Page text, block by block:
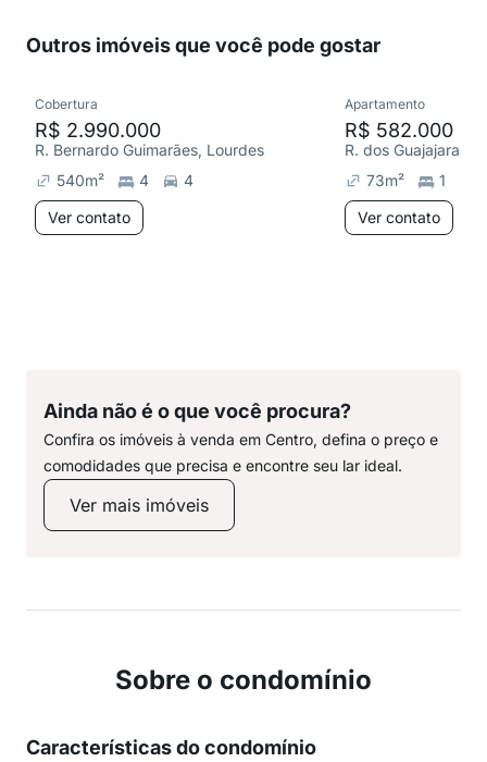
Outros imóveis que você pode gostar
Cobertura
R$ 2.990.000
R. Bernardo Guimarães, Lourdes
540m² 4
4
Ver contato
Apartamento
R$ 582.000
R. dos Guajajaras,
73m² 1
Ver contato
Ainda não é o que você procura?
Confira os imóveis à venda em Centro, defina o preço e
comodidades que precisa e encontre seu lar ideal.
Ver mais imóveis
Sobre o condomínio
Características do condomínio